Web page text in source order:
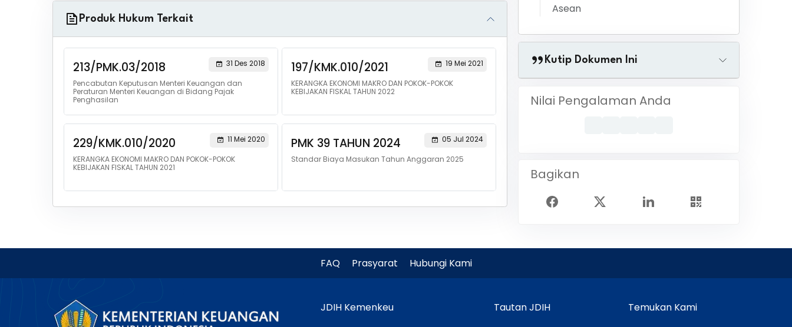
Produk Hukum Terkait
213/PMK.03/2018
31 Des 2018
Pencabutan Keputusan Menteri Keuangan dan
Peraturan Menteri Keuangan di Bidang Pajak
Penghasilan
197/KMK.010/2021
19 Mei 2021
KERANGKA EKONOMI MAKRO DAN POKOK-POKOK
KEBIJAKAN FISKAL TAHUN 2022
229/KMK.010/2020
11 Mei 2020
KERANGKA EKONOMI MAKRO DAN POKOK-POKOK
KEBIJAKAN FISKAL TAHUN 2021
PMK 39 TAHUN 2024
05 Jul 2024
Standar Biaya Masukan Tahun Anggaran 2025
Asean
Kutip Dokumen Ini
Nilai Pengalaman Anda
Bagikan
FAQ Prasyarat Hubungi Kami
JDIH Kemenkeu Tautan JDIH Temukan Kami